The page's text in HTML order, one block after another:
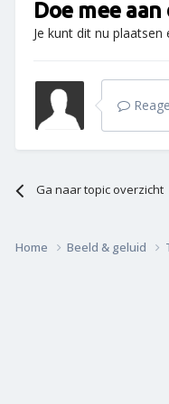
Doe mee
Je kunt dit nu
Ga naar topic overzicht
Home Beeld & geluid